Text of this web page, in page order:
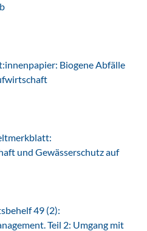
Biogene Abfälle
und Gewässerschutz auf
49 (2):
Teil 2: Umgang mit